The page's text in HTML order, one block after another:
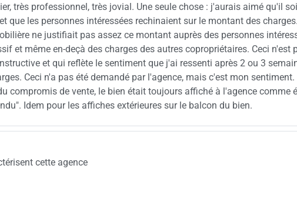
très professionnel, très jovial. Une seule chose : j'aurais aimé qu'il
que les personnes intéressées rechinaient sur le montant des
ne justifiait pas assez ce montant auprès des personnes
et même en-deçà des charges des autres copropriétaires. Ceci n'est
et qui reflète le sentiment que j'ai ressenti après 2 ou 3
Ceci n'a pas été demandé par l'agence, mais c'est mon sentiment.
compromis de vente, le bien était toujours affiché à l'agence comme
Idem pour les affiches extérieures sur le balcon du bien.
cette agence